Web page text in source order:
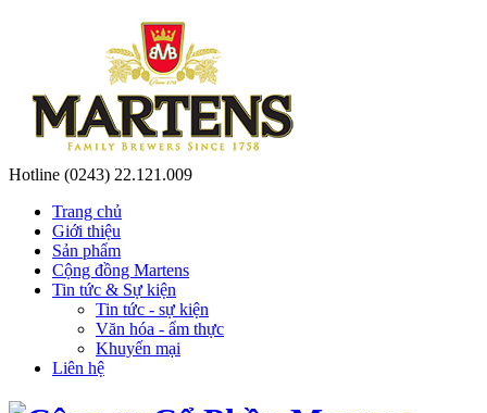
Hotline (0243) 22.121.009
Trang chủ
Giới thiệu
Sản phẩm
Cộng đồng Martens
Tin tức & Sự kiện
Tin tức - sự kiện
Văn hóa - ẩm thực
Khuyến mại
Liên hệ